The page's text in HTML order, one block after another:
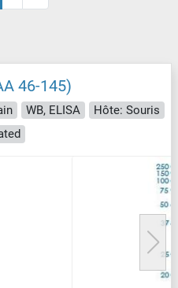
46-145)
WB, ELISA
Hôte: Souris